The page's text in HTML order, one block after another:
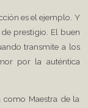
es el ejemplo. Y
prestigio. El buen
transmite a los
por la auténtica
Maestra de la